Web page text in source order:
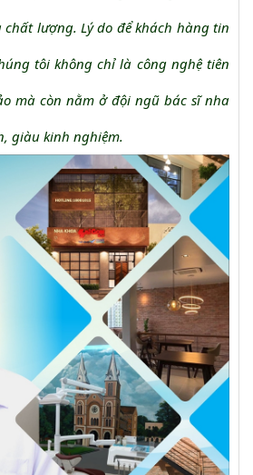
lượng. Lý do để khách hàng tin
tôi không chỉ là công nghệ tiên
mà còn nằm ở đội ngũ bác sĩ nha
giàu kinh nghiệm.